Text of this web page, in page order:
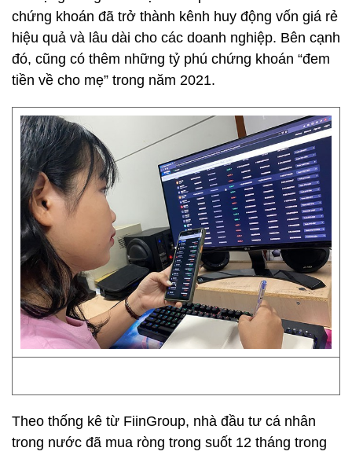
chứng khoán đã trở thành kênh huy động vốn giá rẻ
hiệu quả và lâu dài cho các doanh nghiệp. Bên cạnh
đó, cũng có thêm những tỷ phú chứng khoán “đem
tiền về cho mẹ” trong năm 2021.
Theo thống kê từ FiinGroup, nhà đầu tư cá nhân
trong nước đã mua ròng trong suốt 12 tháng trong